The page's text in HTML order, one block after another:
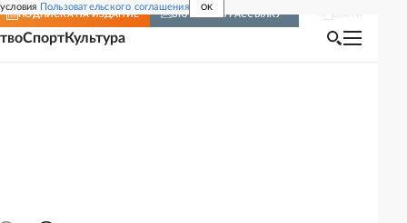
Пользовательского соглашения OK
ПОДПИСКА НА ИЗДАНИЕ ВКЛЮЧИТЬ РАССЫЛКУ
СпортКультура